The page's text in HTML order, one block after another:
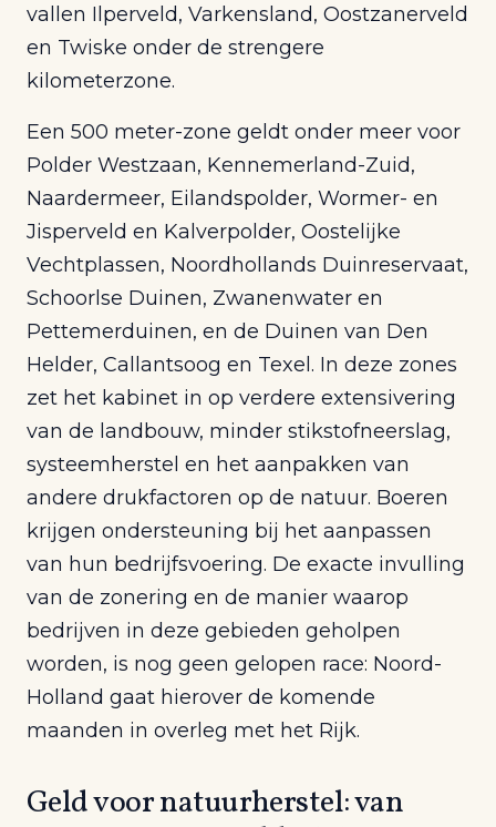
vallen Ilperveld, Varkensland, Oostzanerveld
en Twiske onder de strengere
kilometerzone.
Een 500 meter-zone geldt onder meer voor
Polder Westzaan, Kennemerland-Zuid,
Naardermeer, Eilandspolder, Wormer- en
Jisperveld en Kalverpolder, Oostelijke
Vechtplassen, Noordhollands Duinreservaat,
Schoorlse Duinen, Zwanenwater en
Pettemerduinen, en de Duinen van Den
Helder, Callantsoog en Texel. In deze zones
zet het kabinet in op verdere extensivering
van de landbouw, minder stikstofneerslag,
systeemherstel en het aanpakken van
andere drukfactoren op de natuur. Boeren
krijgen ondersteuning bij het aanpassen
van hun bedrijfsvoering. De exacte invulling
van de zonering en de manier waarop
bedrijven in deze gebieden geholpen
worden, is nog geen gelopen race: Noord-
Holland gaat hierover de komende
maanden in overleg met het Rijk.
Geld voor natuurherstel: van